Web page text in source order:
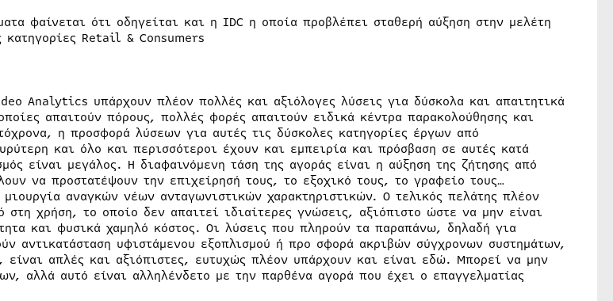
φαίνεται ότι οδηγείται και η IDC η οποία προβλέπει σταθερή αύξηση στην μελέτη
κατηγορίες Retail & Consumers
Analytics υπάρχουν πλέον πολλές και αξιόλογες λύσεις για δύσκολα και απαιτητικά
απαιτούν πόρους, πολλές φορές απαιτούν ειδικά κέντρα παρακολούθησης και
η προσφορά λύσεων για αυτές τις δύσκολες κατηγορίες έργων από
και όλο και περισσότεροι έχουν και εμπειρία και πρόσβαση σε αυτές κατά
είναι μεγάλος. Η διαφαινόμενη τάση της αγοράς είναι η αύξηση της ζήτησης από
να προστατέψουν την επιχείρησή τους, το εξοχικό τους, το γραφείο τους…
αναγκών νέων ανταγωνιστικών χαρακτηριστικών. Ο τελικός πελάτης πλέον
στη χρήση, το οποίο δεν απαιτεί ιδιαίτερες γνώσεις, αξιόπιστο ώστε να μην είναι
και φυσικά χαμηλό κόστος. Οι λύσεις που πληρούν τα παραπάνω, δηλαδή για
αντικατάσταση υφιστάμενου εξοπλισμού ή προ σφορά ακριβών σύγχρονων συστημάτων,
είναι απλές και αξιόπιστες, ευτυχώς πλέον υπάρχουν και είναι εδώ. Μπορεί να μην
αλλά αυτό είναι αλληλένδετο με την παρθένα αγορά που έχει ο επαγγελματίας